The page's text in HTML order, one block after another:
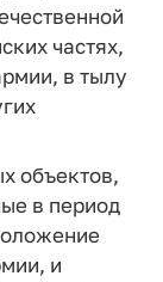
частях,
в тылу
объектов,
в период
и